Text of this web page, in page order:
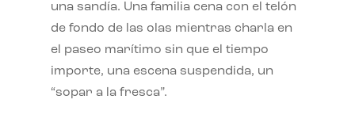
una sandía. Una familia cena con el telón
de fondo de las olas mientras charla en
el paseo marítimo sin que el tiempo
importe, una escena suspendida, un
“sopar a la fresca”.